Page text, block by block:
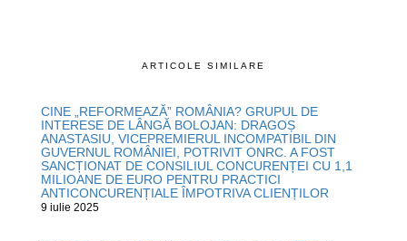
ARTICOLE SIMILARE
CINE „REFORMEAZĂ” ROMÂNIA? GRUPUL DE
INTERESE DE LÂNGĂ BOLOJAN: DRAGOȘ
ANASTASIU, VICEPREMIERUL INCOMPATIBIL DIN
GUVERNUL ROMÂNIEI, POTRIVIT ONRC. A FOST
SANCȚIONAT DE CONSILIUL CONCURENȚEI CU 1,1
MILIOANE DE EURO PENTRU PRACTICI
ANTICONCURENȚIALE ÎMPOTRIVA CLIENȚILOR
9 iulie 2025